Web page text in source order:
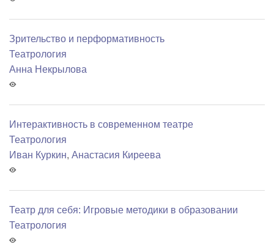
Зрительство и перформативность
Театрология
Анна Некрылова
Интерактивность в современном театре
Театрология
Иван Куркин, Анастасия Киреева
Театр для себя: Игровые методики в образовании
Театрология